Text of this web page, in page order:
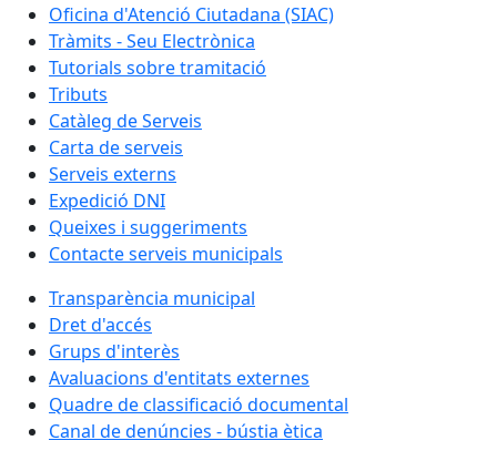
Oficina d'Atenció Ciutadana (SIAC)
Tràmits - Seu Electrònica
Tutorials sobre tramitació
Tributs
Catàleg de Serveis
Carta de serveis
Serveis externs
Expedició DNI
Queixes i suggeriments
Contacte serveis municipals
Transparència municipal
Dret d'accés
Grups d'interès
Avaluacions d'entitats externes
Quadre de classificació documental
Canal de denúncies - bústia ètica